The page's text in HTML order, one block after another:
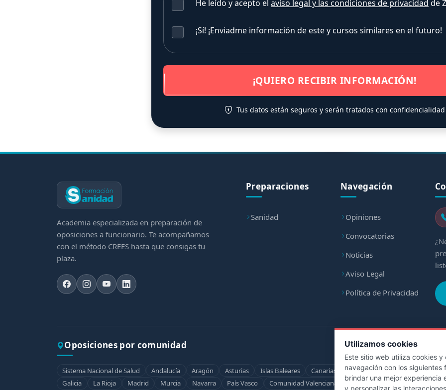
Utilizamos cookies
Este sitio web utiliza cookies
navegación con los siguientes
brindar una mejor experiencia
y personalizar las
He leído y acepto el aviso legal y las condiciones de privacidad de
¡Sí! ¡Enviadme información de este y cursos similares en el futuro!
¡QUIERO RECIBIR INFORMACIÓN!
Tus datos están seguros y serán tratados con confidencialidad
Academia especializada en preparación de
oposiciones a funcionario. Te acompañamos
con el método CREES hasta que consigas tu
plaza.
Preparaciones
Sanidad
Navegación
Opiniones
Convocatorias
Noticias
Aviso Legal
Política de Privacidad
Oposiciones por comunidad
Sistema Nacional de Salud Andalucía Aragón Asturias Islas Baleares Canarias Cantabria Castilla-La Mancha
Galicia
La Rioja Madrid Murcia Navarra País Vasco Comunidad Valenciana Ceuta Melilla Servicio